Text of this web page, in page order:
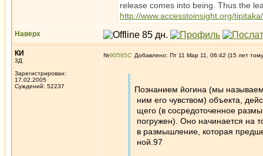
release comes into being. Thus the
http://www.accesstoinsight.org/
Наверх
КИ
3Д
Зарегистрирован:
17.02.2005
Суждений: 52237
№90585 Добавлено: Пт 11 Мар 11, 06:42 (15 лет
Познанием йогина (мы
ним его чувством) объекта,
щего (в сосредоточенное
погружен). Оно начинается на
в размышление, которая
ной.97